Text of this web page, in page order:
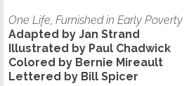
One Life, Furnished in Early Poverty
Adapted by Jan Strand
Illustrated by Paul Chadwick
Colored by Bernie Mireault
Lettered by Bill Spicer